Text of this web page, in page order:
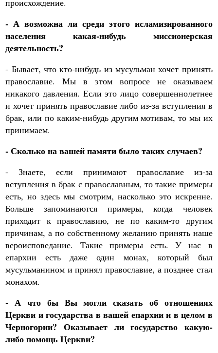
происхождение.
- А возможна ли среди этого исламизированного
населения какая-нибудь миссионерская
деятельность?
- Бывает, что кто-нибудь из мусульман хочет принять
православие. Мы в этом вопросе не оказываем
никакого давления. Если это лицо совершеннолетнее
и хочет принять православие либо из-за вступления в
брак, или по каким-нибудь другим мотивам, то мы их
принимаем.
- Сколько на вашей памяти было таких случаев?
- Знаете, если принимают православие из-за
вступления в брак с православным, то такие примеры
есть, но здесь мы смотрим, насколько это искренне.
Больше запоминаются примеры, когда человек
приходит к православию, не по каким-то другим
причинам, а по собственному желанию принять наше
вероисповедание. Такие примеры есть. У нас в
епархии есть даже один монах, который был
мусульманином и принял православие, а позднее стал
монахом.
- А что бы Вы могли сказать об отношениях
Церкви и государства в вашей епархии и в целом в
Черногории? Оказывает ли государство какую-
либо помощь Церкви?